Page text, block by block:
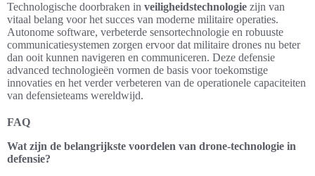
Technologische doorbraken in veiligheidstechnologie zijn van
vitaal belang voor het succes van moderne militaire operaties.
Autonome software, verbeterde sensortechnologie en robuuste
communicatiesystemen zorgen ervoor dat militaire drones nu beter
dan ooit kunnen navigeren en communiceren. Deze defensie
advanced technologieën vormen de basis voor toekomstige
innovaties en het verder verbeteren van de operationele capaciteiten
van defensieteams wereldwijd.
FAQ
Wat zijn de belangrijkste voordelen van drone-technologie in
defensie?